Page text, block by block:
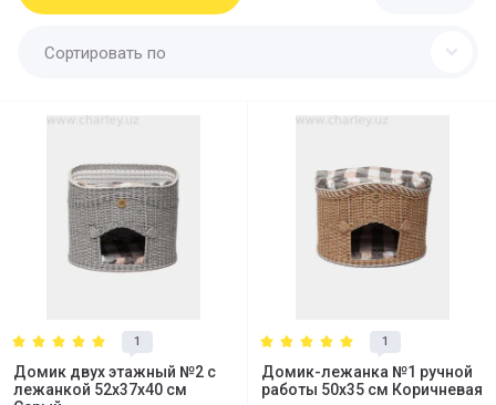
Сортировать по
1
Домик двух этажный №2 с
лежанкой 52х37х40 см
1
Домик-лежанка №1 ручной
работы 50х35 см Коричневая